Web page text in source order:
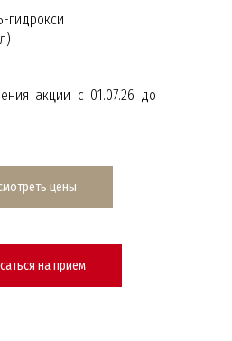
гидрокси
акции с 01.07.26 до
цены
на прием